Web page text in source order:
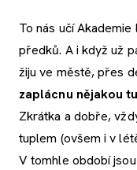
To nás učí
předků. A i když už
žiju ve městě, přes
zaplácnu nějakou
Zkrátka a dobře,
tuplem (ovšem i v
V tomhle období